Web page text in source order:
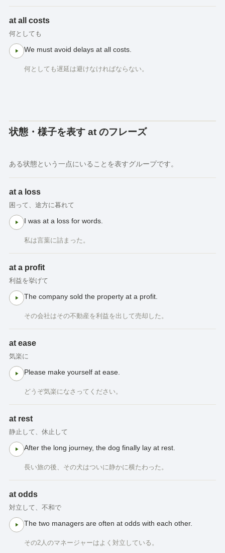
at all costs
何としても
We must avoid delays at all costs.
何としても遅延は避けなければならない。
状態・様子を表す at のフレーズ
ある状態という一点にいることを表すグループです。
at a loss
困って、途方に暮れて
I was at a loss for words.
私は言葉に詰まった。
at a profit
利益を挙げて
The company sold the property at a profit.
その会社はその不動産を利益を出して売却した。
at ease
気楽に
Please make yourself at ease.
どうぞ気楽になさってください。
at rest
静止して、休止して
After the long journey, the dog finally lay at rest.
長い旅の後、その犬はついに静かに横たわった。
at odds
対立して、不和で
The two managers are often at odds with each other.
その2人のマネージャーはよく対立している。